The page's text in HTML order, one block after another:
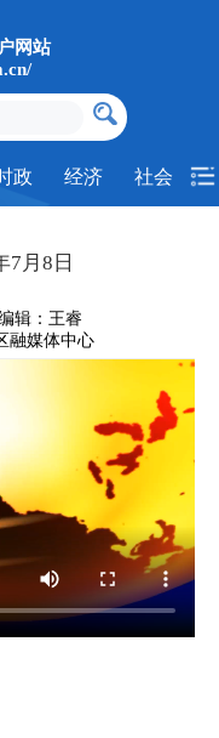
网站
政 经济 社会
7月8日
辑：王睿
融媒体中心